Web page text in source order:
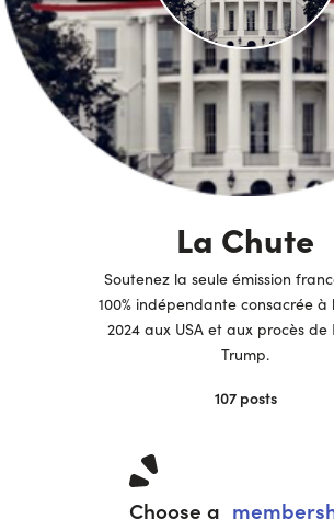
La Chute
Soutenez la seule émission
100% indépendante consacrée à
2024 aux USA et aux procès de
Trump.
107 posts
Choose a